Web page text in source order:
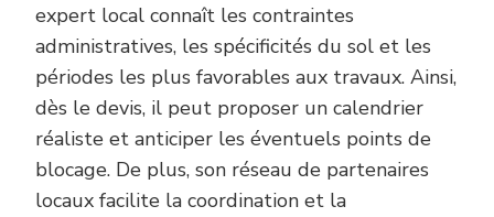
expert local connaît les contraintes
administratives, les spécificités du sol et les
périodes les plus favorables aux travaux. Ainsi,
dès le devis, il peut proposer un calendrier
réaliste et anticiper les éventuels points de
blocage. De plus, son réseau de partenaires
locaux facilite la coordination et la